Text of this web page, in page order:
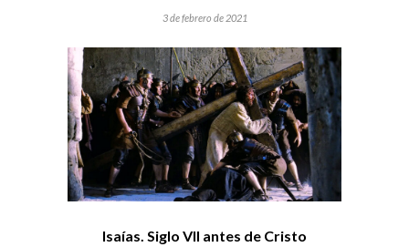
3 de febrero de 2021
Isaías. Siglo VII antes de Cristo